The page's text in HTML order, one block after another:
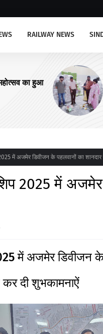
RAILWAY NEWS
अजमेर : 8 फर्मों पर सघन जांच एवं
कर वसूला जुर्माना
में अजमेर डिवीजन के पहलवानों का शानदार
2025 में
में अजमेर डिवीजन के
दी शुभकामनाऐं